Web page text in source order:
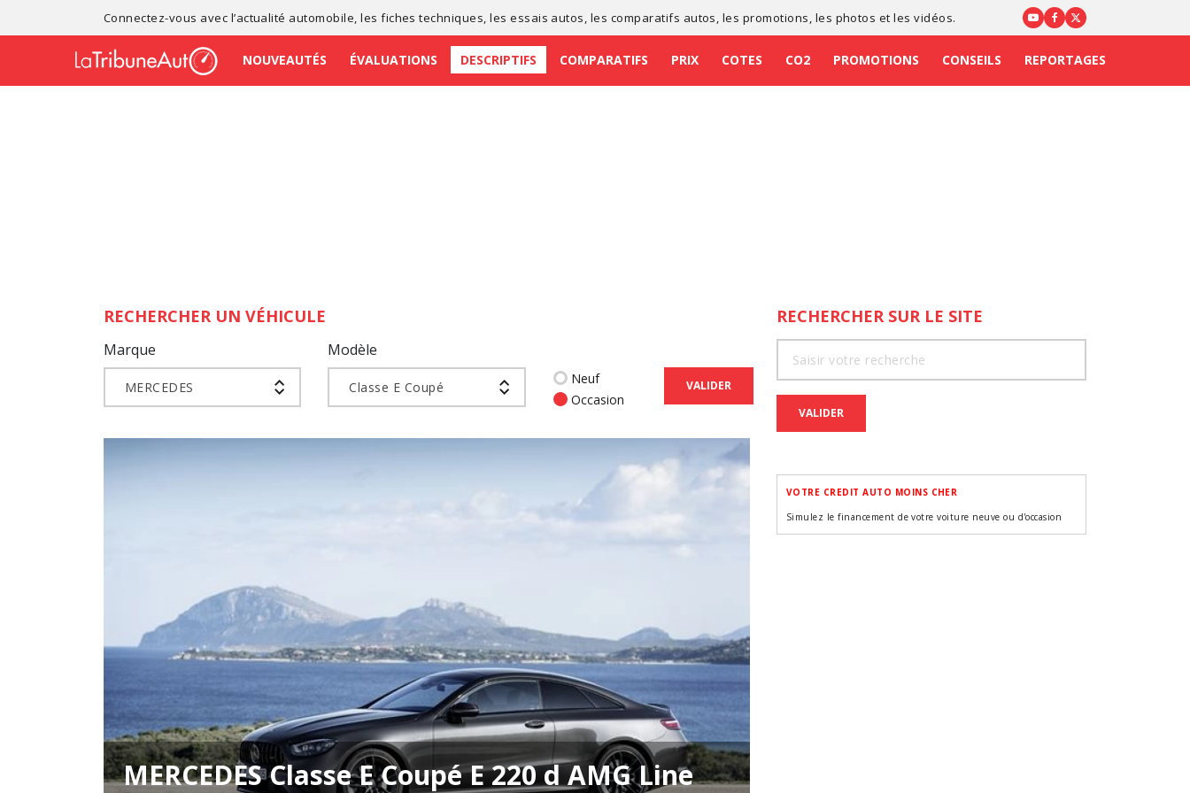
Connectez-vous avec l’actualité automobile , lesfiches techniques , lesessais autos , les comparatifs autos , les promotions , les photos et les vidéos.
NOUVEAUTÉS ÉVALUATIONS DESCRIPTIFS COMPARATIFS PRIX COTES CO2 PROMOTIONS CONSEILS REPORTAGES
RECHERCHER UN VÉHICULE
Marque
MERCEDES
Modèle
Classe E Coupé
Neuf
Occasion
VALIDER
MERCEDES Classe E Coupé E 220 d AMG Line
RECHERCHER SUR LE SITE
VALIDER
VOTRE CREDIT AUTO MOINS CHER
Simulez le financement de votre voiture neuve ou d'occasion